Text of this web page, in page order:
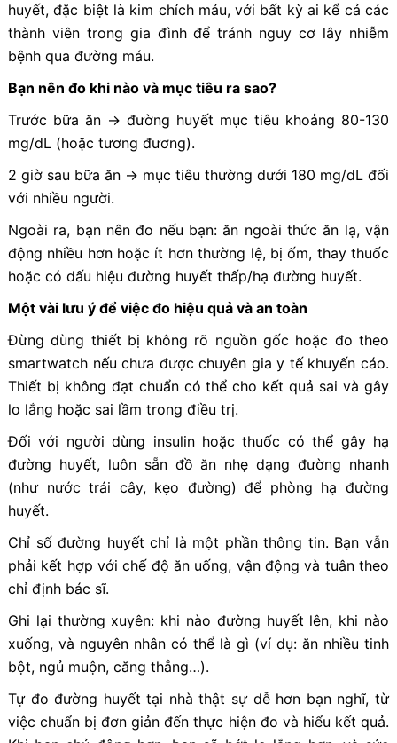
huyết, đặc biệt là kim chích máu, với bất kỳ ai kể cả các
thành viên trong gia đình để tránh nguy cơ lây nhiễm
bệnh qua đường máu.
Bạn nên đo khi nào và mục tiêu ra sao?
Trước bữa ăn → đường huyết mục tiêu khoảng 80-130
mg/dL (hoặc tương đương).
2 giờ sau bữa ăn → mục tiêu thường dưới 180 mg/dL đối
với nhiều người.
Ngoài ra, bạn nên đo nếu bạn: ăn ngoài thức ăn lạ, vận
động nhiều hơn hoặc ít hơn thường lệ, bị ốm, thay thuốc
hoặc có dấu hiệu đường huyết thấp/hạ đường huyết.
Một vài lưu ý để việc đo hiệu quả và an toàn
Đừng dùng thiết bị không rõ nguồn gốc hoặc đo theo
smartwatch nếu chưa được chuyên gia y tế khuyến cáo.
Thiết bị không đạt chuẩn có thể cho kết quả sai và gây
lo lắng hoặc sai lầm trong điều trị.
Đối với người dùng insulin hoặc thuốc có thể gây hạ
đường huyết, luôn sẵn đồ ăn nhẹ dạng đường nhanh
(như nước trái cây, kẹo đường) để phòng hạ đường
huyết.
Chỉ số đường huyết chỉ là một phần thông tin. Bạn vẫn
phải kết hợp với chế độ ăn uống, vận động và tuân theo
chỉ định bác sĩ.
Ghi lại thường xuyên: khi nào đường huyết lên, khi nào
xuống, và nguyên nhân có thể là gì (ví dụ: ăn nhiều tinh
bột, ngủ muộn, căng thẳng…).
Tự đo đường huyết tại nhà thật sự dễ hơn bạn nghĩ, từ
việc chuẩn bị đơn giản đến thực hiện đo và hiểu kết quả.